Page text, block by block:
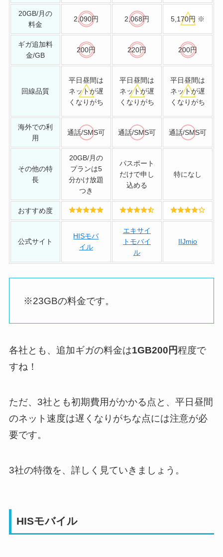
20GB/月の
料金
2,090円 2,068円 5,170円 ※
ギガ追加料
金/GB
200円 220円 200円
回線品質
平日昼間は
ネットが遅
くなりがち
平日昼間は
ネットが遅
くなりがち
平日昼間は
ネットが遅
くなりがち
海外での利
用
通話/SMS可 通話/SMS可 通話/SMS可
その他の特
長
20GB/月の
プランは5
分かけ放題
つき
パスポート
だけで申し
込める
特になし
おすすめ度
公式サイト
HISモバ
イル
エキサイ
トモバイ
ル
IIJmio
※23GBの料金です。
各社とも、追加ギガの料金は1GB200円程度で
すね！
ただ、3社とも初期費用がかかる点と、平日昼間
のネット速度は遅くなりがちな点には注意が必
要です。
3社の特徴を、詳しく見ていきましょう。
HISモバイル